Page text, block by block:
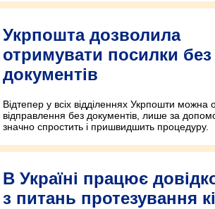
Укрпошта дозволила
отримувати посилки без
документів
Відтепер у всіх відділеннях Укрпошти можна
відправлення без документів, лише за
значно спростить і пришвидшить процедуру.
В Україні працює
з питань протезування